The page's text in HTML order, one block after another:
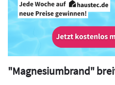
"Magnesiumbrand"